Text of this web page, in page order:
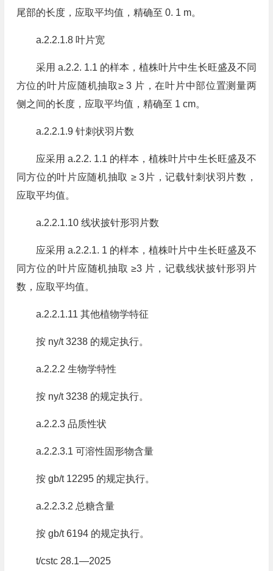
尾部的长度，应取平均值，精确至 0. 1 m。
a.2.2.1.8 叶片宽
采用 a.2.2. 1.1 的样本，植株叶片中生长旺盛及不同
方位的叶片应随机抽取≥ 3 片，在叶片中部位置测量两
侧之间的长度，应取平均值，精确至 1 cm。
a.2.2.1.9 针刺状羽片数
应采用 a.2.2. 1.1 的样本，植株叶片中生长旺盛及不
同方位的叶片应随机抽取 ≥ 3片，记载针刺状羽片数，
应取平均值。
a.2.2.1.10 线状披针形羽片数
应采用 a.2.2.1. 1 的样本，植株叶片中生长旺盛及不
同方位的叶片应随机抽取 ≥3 片，记载线状披针形羽片
数，应取平均值。
a.2.2.1.11 其他植物学特征
按 ny/t 3238 的规定执行。
a.2.2.2 生物学特性
按 ny/t 3238 的规定执行。
a.2.2.3 品质性状
a.2.2.3.1 可溶性固形物含量
按 gb/t 12295 的规定执行。
a.2.2.3.2 总糖含量
按 gb/t 6194 的规定执行。
t/cstc 28.1—2025